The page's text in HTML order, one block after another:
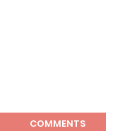
COMMENTS